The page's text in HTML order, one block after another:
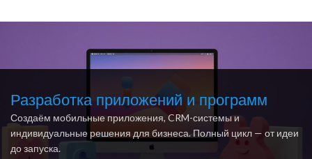
Разработка приложений и программ
Создаём мобильные приложения, CRM-системы и
индивидуальные решения для бизнеса. Полный цикл — от идеи
до запуска.